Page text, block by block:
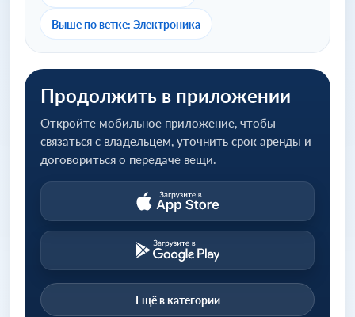
Выше по ветке: Электроника
Продолжить в приложении
Откройте мобильное приложение, чтобы
связаться с владельцем, уточнить срок аренды и
договориться о передаче вещи.
Ещё в категории